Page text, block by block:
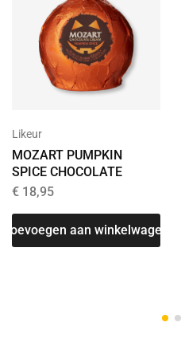
Likeur
MOZART PUMPKIN
SPICE CHOCOLATE
€ 18,95
Toevoegen aan winkelwagen